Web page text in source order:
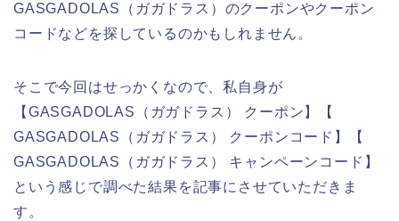
GASGADOLAS（ガガドラス）のクーポンやクーポン
コードなどを探しているのかもしれません。
そこで今回はせっかくなので、私自身が
【GASGADOLAS（ガガドラス） クーポン】【
GASGADOLAS（ガガドラス） クーポンコード】【
GASGADOLAS（ガガドラス） キャンペーンコード】
という感じで調べた結果を記事にさせていただきま
す。